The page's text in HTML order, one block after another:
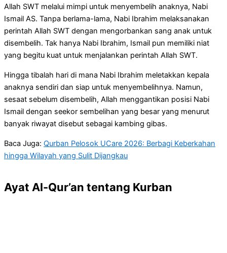
Allah SWT melalui mimpi untuk menyembelih anaknya, Nabi
Ismail AS. Tanpa berlama-lama, Nabi Ibrahim melaksanakan
perintah Allah SWT dengan mengorbankan sang anak untuk
disembelih. Tak hanya Nabi Ibrahim, Ismail pun memiliki niat
yang begitu kuat untuk menjalankan perintah Allah SWT.
Hingga tibalah hari di mana Nabi Ibrahim meletakkan kepala
anaknya sendiri dan siap untuk menyembelihnya. Namun,
sesaat sebelum disembelih, Allah menggantikan posisi Nabi
Ismail dengan seekor sembelihan yang besar yang menurut
banyak riwayat disebut sebagai kambing gibas.
Baca Juga: Qurban Pelosok UCare 2026: Berbagi Keberkahan
hingga Wilayah yang Sulit Dijangkau
Ayat Al-Qur’an tentang Kurban